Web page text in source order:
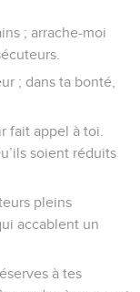
pas déçu, jamais !
vite me
forteresse où je
à toi-même,
car c’est toi
qui m’as pris